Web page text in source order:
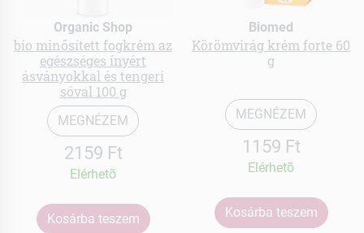
Organic Shop
bio minősített fogkrém az
egészséges ínyért
ásványokkal és tengeri
sóval 100 g
MEGNÉZEM
2159 Ft
Elérhetõ
Kosárba teszem
Biomed
Körömvirág krém forte 60
g
MEGNÉZEM
1159 Ft
Elérhetõ
Kosárba teszem